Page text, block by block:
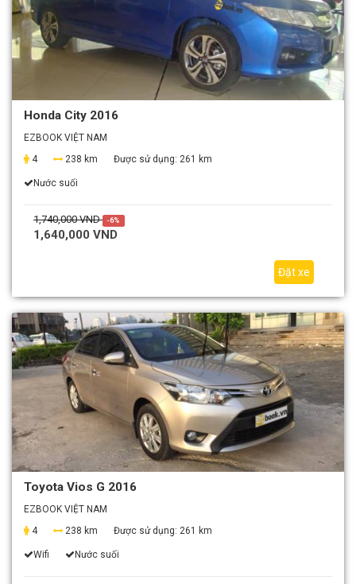
Honda City 2016
EZBOOK VIỆT NAM
4
238 km Được sử dụng: 261 km
Nước suối
1,740,000 VND -6%
1,640,000 VND
Đặt xe
Toyota Vios G 2016
EZBOOK VIỆT NAM
4
238 km Được sử dụng: 261 km
Wifi Nước suối